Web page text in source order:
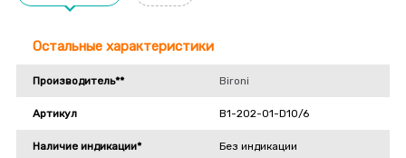
Остальные характеристики
Производитель** Bironi
Артикул B1-202-01-D10/6
Наличие индикации* Без индикации